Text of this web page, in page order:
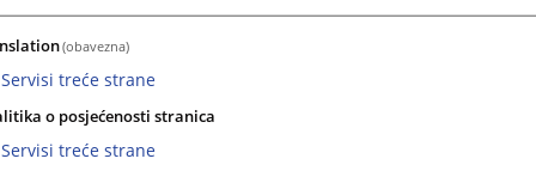
istrage, dana 11.11.2025. godine, podiglo je optužnicu
iz člana 273. stav 1. a u vezi sa članom 37. (Saizvršilaštvo)
Osnovnog suda u Vlasenici potvrđena dana 17.11.2025. godine.
(obavezna)
Servisi treće strane
o posjećenosti stranica
Servisi treće strane